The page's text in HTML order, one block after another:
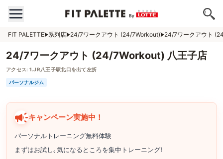
FIT PALETTE 系列店 24/7ワークアウト (24/7Workout) 24/7ワークアウト
24/7ワークアウト (24/7Workout) 八王子店
アクセス: 1.JR八王子駅北口を出て左折
パーソナルジム
キャンペーン実施中！
パーソナルトレーニング無料体験
まずはお試し｡気になるところを集中トレーニング!